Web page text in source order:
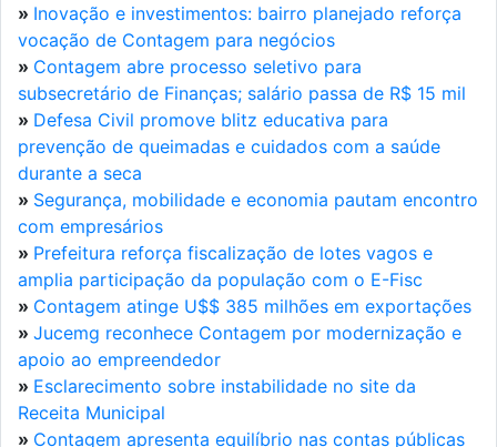
» Inovação e investimentos: bairro planejado reforça
vocação de Contagem para negócios
» Contagem abre processo seletivo para
subsecretário de Finanças; salário passa de R$ 15 mil
» Defesa Civil promove blitz educativa para
prevenção de queimadas e cuidados com a saúde
durante a seca
» Segurança, mobilidade e economia pautam encontro
com empresários
» Prefeitura reforça fiscalização de lotes vagos e
amplia participação da população com o E-Fisc
» Contagem atinge U$$ 385 milhões em exportações
» Jucemg reconhece Contagem por modernização e
apoio ao empreendedor
» Esclarecimento sobre instabilidade no site da
Receita Municipal
» Contagem apresenta equilíbrio nas contas públicas